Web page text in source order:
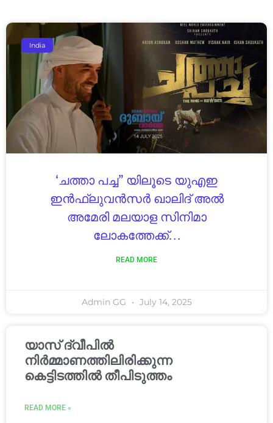
India
‘ചത്താ പച്ച” യിലൂടെ യുഎഇ
ഇൻഫ്ലുവൻസർ ഖാലിദ് അൽ
അമേരി മലയാള സിനിമാ
ലോകത്തേക്ക്…
READ MORE
Admin GG July 14, 2025
യാസ് ദ്വീപിൽ
നിർമ്മാണത്തിലിരിക്കുന്ന
കെട്ടിടത്തിൽ തീപിടുത്തം
READ MORE »